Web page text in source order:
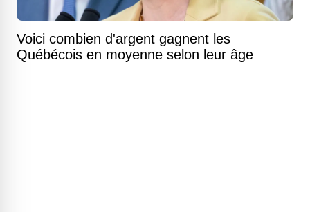
Voici combien d'argent gagnent les
Québécois en moyenne selon leur âge